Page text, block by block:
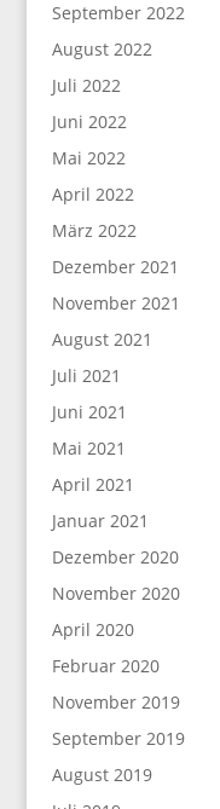
September 2022
August 2022
Juli 2022
Juni 2022
Mai 2022
April 2022
März 2022
Dezember 2021
November 2021
August 2021
Juli 2021
Juni 2021
Mai 2021
April 2021
Januar 2021
Dezember 2020
November 2020
April 2020
Februar 2020
November 2019
September 2019
August 2019